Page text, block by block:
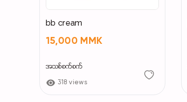
bb cream
15,000 MMK
အသစ်စက်စက်
318 views